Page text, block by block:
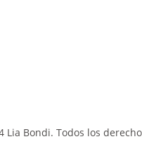
Lia Bondi. Todos los